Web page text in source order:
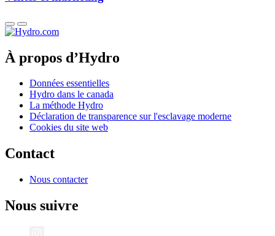
À propos d’Hydro
Données essentielles
Hydro dans le canada
La méthode Hydro
Déclaration de transparence sur l'esclavage moderne
Cookies du site web
Contact
Nous contacter
Nous suivre